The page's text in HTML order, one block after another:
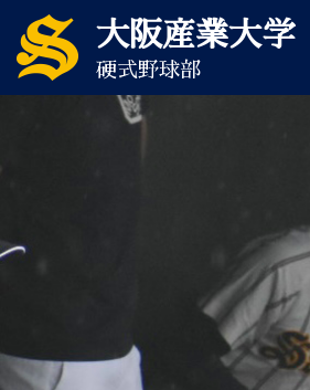
大阪産業大学
硬式野球部